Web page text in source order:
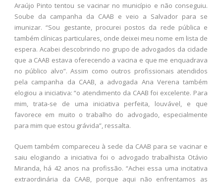
Araújo Pinto tentou se vacinar no município e não conseguiu.
Soube da campanha da CAAB e veio a Salvador para se
imunizar. “Sou gestante, procurei postos da rede pública e
também clínicas particulares, onde deixei meu nome em lista de
espera. Acabei descobrindo no grupo de advogados da cidade
que a CAAB estava oferecendo a vacina e que me enquadrava
no público alvo”. Assim como outros profissionais atendidos
pela campanha da CAAB, a advogada Ana Verena também
elogiou a iniciativa: “o atendimento da CAAB foi excelente. Para
mim, trata-se de uma iniciativa perfeita, louvável, e que
favorece em muito o trabalho do advogado, especialmente
para mim que estou grávida”, ressalta.
Quem também compareceu à sede da CAAB para se vacinar e
saiu elogiando a iniciativa foi o advogado trabalhista Otávio
Miranda, há 42 anos na profissão. “Achei essa uma incitativa
extraordinária da CAAB, porque aqui não enfrentamos as